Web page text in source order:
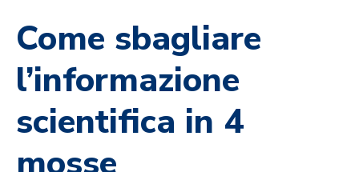
Come sbagliare
l’informazione
scientifica in 4